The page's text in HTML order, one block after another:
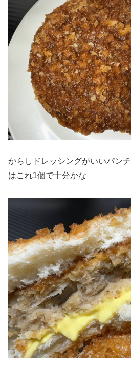
からしドレッシングがいいパン
はこれ1個で十分かな